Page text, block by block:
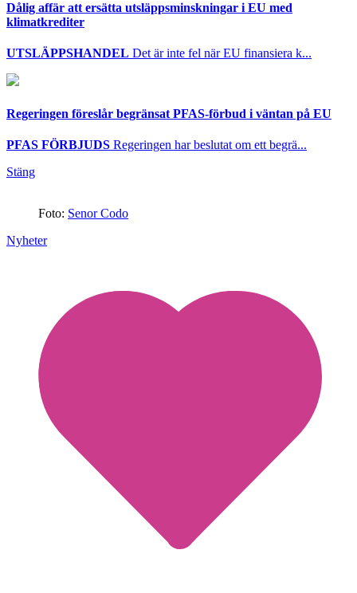
Dålig affär att ersätta utsläppsminskningar i EU med
klimatkrediter
UTSLÄPPSHANDEL Det är inte fel när EU finansiera k...
Regeringen föreslår begränsat PFAS-förbud i väntan på EU
PFAS FÖRBJUDS Regeringen har beslutat om ett begrä...
Stäng
Foto: Senor Codo
Nyheter